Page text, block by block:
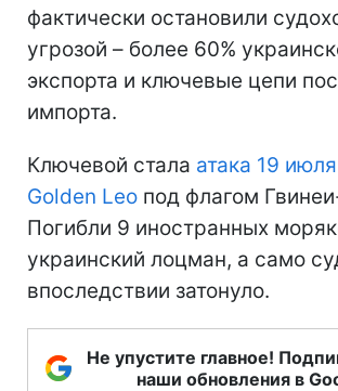
фактически остановили
угрозой – более 60%
экспорта и ключевые цепи
импорта.
Ключевой стала атака 19
Golden Leo под флагом
Погибли 9 иностранных
украинский лоцман, а само
впоследствии затонуло.
Не упустите главное!
наши обновления в